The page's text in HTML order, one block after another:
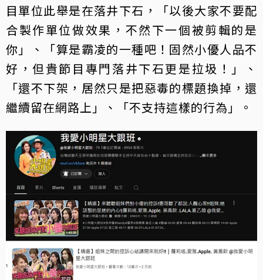
目單位此舉是在落井下石，「以後大家不要配
合製作單位做效果，不然下一個被剪輯的是
你」、「算是霸凌的一種吧！固然小優人品不
好，但貴節目專門落井下石更是拉圾！」、
「還不下架，居然只是把惡毒的標題換掉，還
繼續留在網路上」、「不支持這樣的行為」。